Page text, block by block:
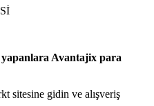
Avantajix para
sitesine gidin ve alışveriş